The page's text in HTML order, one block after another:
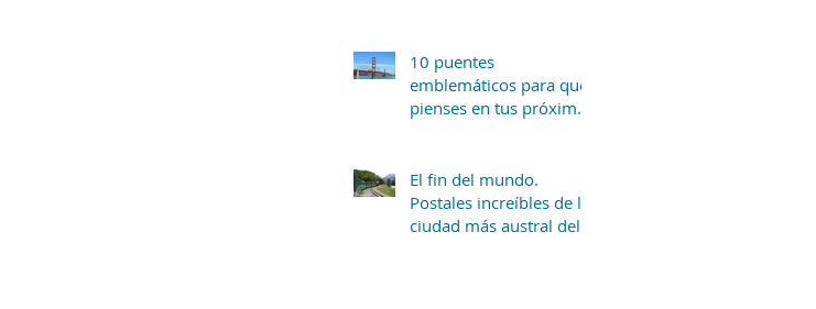
10 puentes
emblemáticos para que
pienses en tus próximas
El fin del mundo.
Postales increíbles de la
ciudad más austral del